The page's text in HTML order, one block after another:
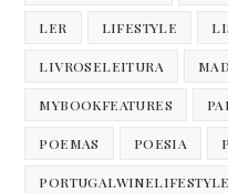
LER LIFESTYLE
LIVROSELEITURA
MYBOOKFEATURES
POEMAS POESIA
PORTUGALWINELIFESTYLE